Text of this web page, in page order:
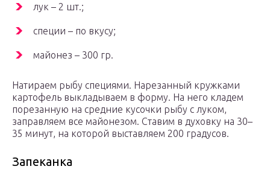
лук – 2 шт.;
специи – по вкусу;
майонез ­– 300 гр.
Натираем рыбу специями. Нарезанный кружками
картофель выкладываем в форму. На него кладем
порезанную на средние кусочки рыбу с луком,
заправляем все майонезом. Ставим в духовку на 30–
35 минут, на которой выставляем 200 градусов.
Запеканка